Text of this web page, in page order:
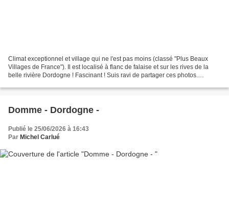
Climat exceptionnel et village qui ne l'est pas moins (classé "Plus Beaux
Villages de France"). Il est localisé à flanc de falaise et sur les rives de la
belle rivière Dordogne ! Fascinant ! Suis ravi de partager ces photos.
Domme - Dordogne -
Publié le 25/06/2026 à 16:43
Par Michel Carlué